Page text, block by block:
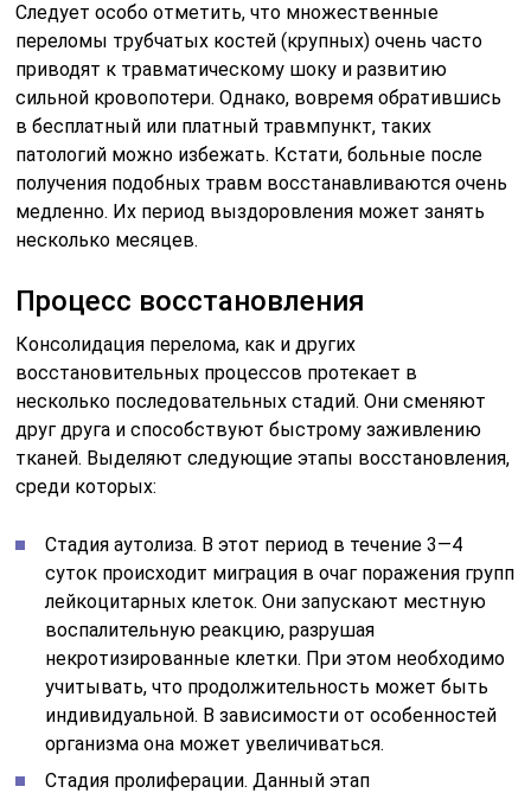
Следует особо отметить, что множественные
переломы трубчатых костей (крупных) очень часто
приводят к травматическому шоку и развитию
сильной кровопотери. Однако, вовремя обратившись
в бесплатный или платный травмпункт, таких
патологий можно избежать. Кстати, больные после
получения подобных травм восстанавливаются очень
медленно. Их период выздоровления может занять
несколько месяцев.
Процесс восстановления
Консолидация перелома, как и других
восстановительных процессов протекает в
несколько последовательных стадий. Они сменяют
друг друга и способствуют быстрому заживлению
тканей. Выделяют следующие этапы восстановления,
среди которых:
Стадия аутолиза. В этот период в течение 3—4
суток происходит миграция в очаг поражения групп
лейкоцитарных клеток. Они запускают местную
воспалительную реакцию, разрушая
некротизированные клетки. При этом необходимо
учитывать, что продолжительность может быть
индивидуальной. В зависимости от особенностей
организма она может увеличиваться.
Стадия пролиферации. Данный этап